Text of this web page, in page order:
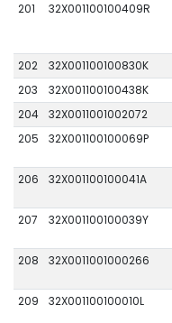
201 32X001100100409R
202 32X001100100830K
203
32X001100100438K
204
32X0011001002072
205
32X001100100069P
206 32X001100100041A
207 32X001100100039Y
208 32X0011001000266
209 32X001100100010L